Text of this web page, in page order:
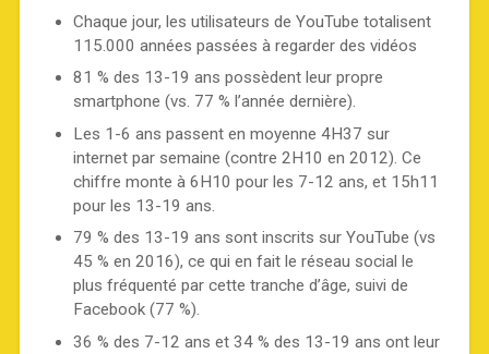
Chaque jour, les utilisateurs de YouTube totalisent
115.000 années passées à regarder des vidéos
81 % des 13-19 ans possèdent leur propre
smartphone (vs. 77 % l’année dernière).
Les 1-6 ans passent en moyenne 4H37 sur
internet par semaine (contre 2H10 en 2012). Ce
chiffre monte à 6H10 pour les 7-12 ans, et 15h11
pour les 13-19 ans.
79 % des 13-19 ans sont inscrits sur YouTube (vs
45 % en 2016), ce qui en fait le réseau social le
plus fréquenté par cette tranche d’âge, suivi de
Facebook (77 %).
36 % des 7-12 ans et 34 % des 13-19 ans ont leur